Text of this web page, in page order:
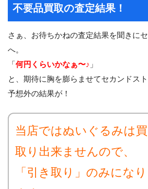
不要品買取の査定結果！
さぁ、お待ちかねの査定結果を聞きに
へ。
「 何円くらいかなぁ〜♪ 」
と、期待に胸を膨らませてセカンドス
予想外の結果が！
当店ではぬいぐるみは買
取り出来ませんので、
「引き取り」のみになり